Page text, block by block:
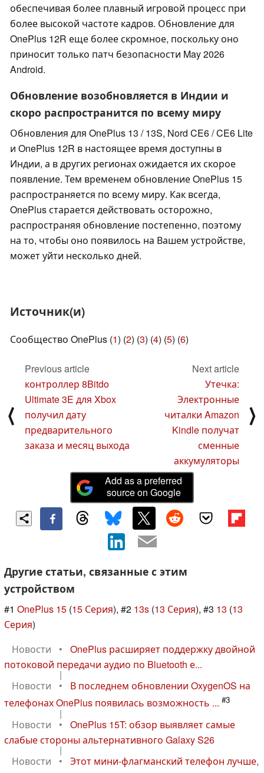
обеспечивая более плавный игровой процесс при
более высокой частоте кадров. Обновление для
OnePlus 12R еще более скромное, поскольку оно
приносит только патч безопасности May 2026
Android.
Обновление возобновляется в Индии и
скоро распространится по всему миру
Обновления для OnePlus 13 / 13S, Nord CE6 / CE6 Lite
и OnePlus 12R в настоящее время доступны в
Индии, а в других регионах ожидается их скорое
появление. Тем временем обновление OnePlus 15
распространяется по всему миру. Как всегда,
OnePlus старается действовать осторожно,
распространяя обновление постепенно, поэтому
на то, чтобы оно появилось на Вашем устройстве,
может уйти несколько дней.
Источник(и)
Сообщество OnePlus (1) (2) (3) (4) (5) (6)
⟨
Previous article
контроллер 8Bitdo
Ultimate 3E для Xbox
получил дату
предварительного
заказа и месяц выхода
Next article
Утечка:
Электронные
читалки Amazon
Kindle получат
сменные
аккумуляторы
⟩
Add as a preferred
source on Google
Другие статьи, связанные с этим
устройством
#1 OnePlus 15 (15 Серия), #2 13s (13 Серия), #3 13 (13
Серия)
Новости
•
OnePlus расширяет поддержку двойной
потоковой передачи аудио по Bluetooth е...
|
Новости
•
В последнем обновлении OxygenOS на
телефонах OnePlus появилась возможность ... #3
|
Новости
•
OnePlus 15T: обзор выявляет самые
слабые стороны альтернативного Galaxy S26
|
Новости
•
Этот мини-флагманский телефон лучше,